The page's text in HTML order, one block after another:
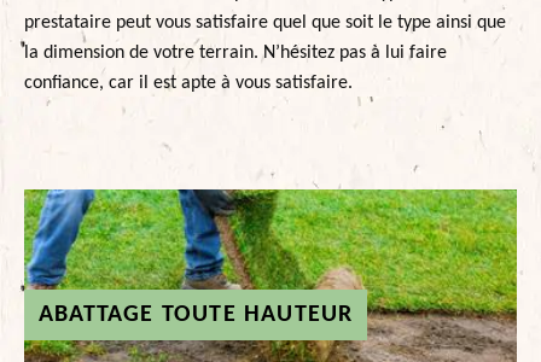
ABATTAGE TOUTE HAUTEUR
prestataire peut vous satisfaire quel que soit le type ainsi que
la dimension de votre terrain. N’hésitez pas à lui faire
confiance, car il est apte à vous satisfaire.